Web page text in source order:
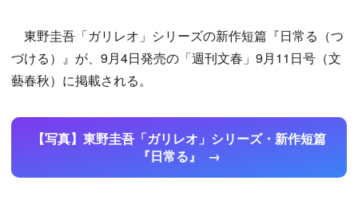
東野圭吾「ガリレオ」シリーズの新作短篇『日常る（つ
づける）』が、9月4日発売の「週刊文春」9月11日号（文
藝春秋）に掲載される。
【写真】東野圭吾「ガリレオ」シリーズ・新作短篇
『日常る』